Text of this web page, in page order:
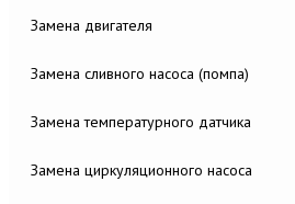
Замена двигателя
Замена сливного насоса (помпа)
Замена температурного датчика
Замена циркуляционного насоса